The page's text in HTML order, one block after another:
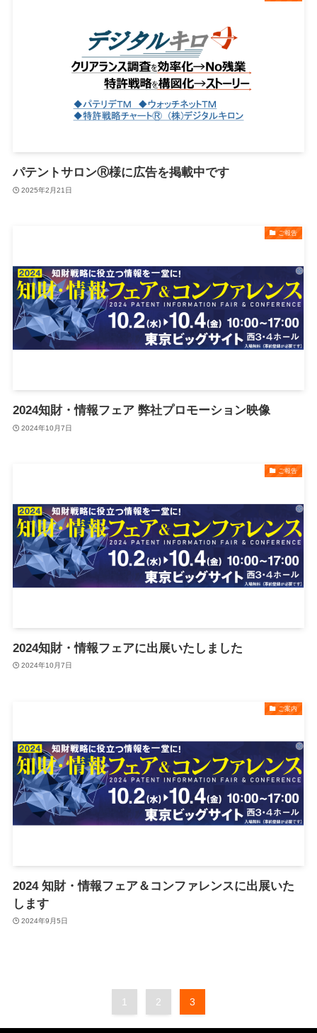
パテントサロンⓇ様に広告を掲載中です
2025年2月21日
ご報告
2024知財・情報フェア 弊社プロモーション映像
2024年10月7日
ご報告
2024知財・情報フェアに出展いたしました
2024年10月7日
ご案内
2024 知財・情報フェア＆コンファレンスに出展いた
します
2024年9月5日
1 2 3